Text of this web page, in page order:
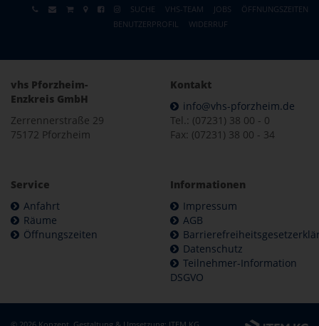
SUCHE VHS-TEAM JOBS
ÖFFNUNGSZEITEN
BENUTZERPROFIL
WIDERRUF
vhs Pforzheim-
Enzkreis GmbH
Zerrennerstraße 29
75172 Pforzheim
Kontakt
info@vhs-pforzheim.de
Tel.: (07231) 38 00 - 0
Fax: (07231) 38 00 - 34
Service
Anfahrt
Räume
Öffnungszeiten
Informationen
Impressum
AGB
Datenschutz
Teilnehmer-Information
DSGVO